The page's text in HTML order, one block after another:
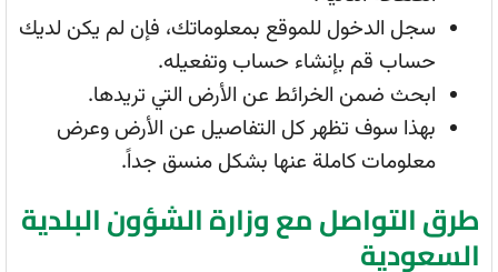
سجل الدخول للموقع بمعلوماتك، فإن لم يكن لديك
حساب قم بإنشاء حساب وتفعيله.
ابحث ضمن الخرائط عن الأرض التي تريدها.
بهذا سوف تظهر كل التفاصيل عن الأرض وعرض
معلومات كاملة عنها بشكل منسق جداً.
طرق التواصل مع وزارة الشؤون البلدية
السعودية